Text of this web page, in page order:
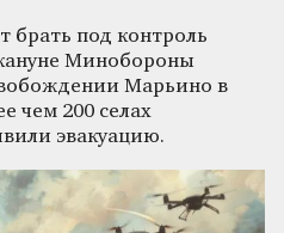
брать под контроль
Минобороны
Марьино в
чем 200 селах
эвакуацию.